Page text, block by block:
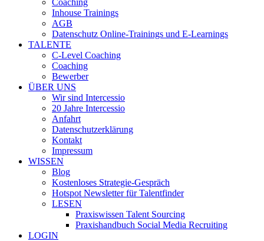
Coaching
Inhouse Trainings
AGB
Datenschutz Online-Trainings und E-Learnings
TALENTE
C-Level Coaching
Coaching
Bewerber
ÜBER UNS
Wir sind Intercessio
20 Jahre Intercessio
Anfahrt
Datenschutzerklärung
Kontakt
Impressum
WISSEN
Blog
Kostenloses Strategie-Gespräch
Hotspot Newsletter für Talentfinder
LESEN
Praxiswissen Talent Sourcing
Praxishandbuch Social Media Recruiting
LOGIN